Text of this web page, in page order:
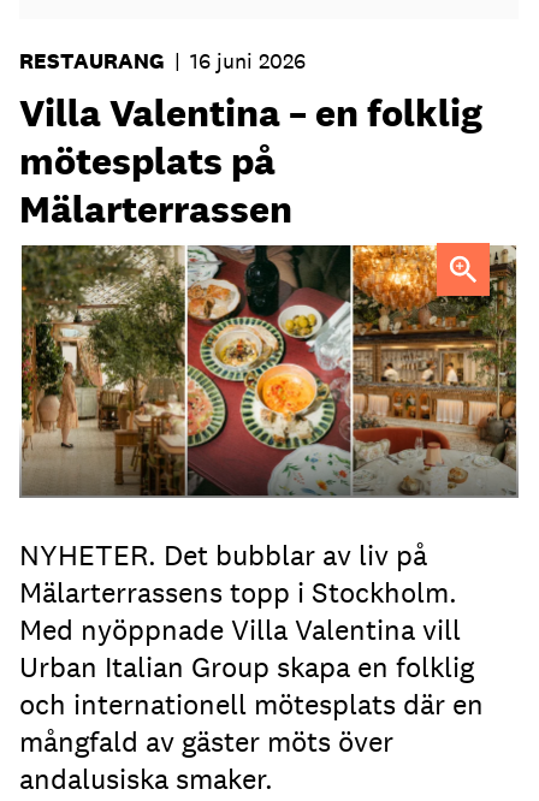
RESTAURANG | 16 juni 2026
Villa Valentina – en folklig
mötesplats på
Mälarterrassen
FOTO: Urban Italian Group
NYHETER. Det bubblar av liv på
Mälarterrassens topp i Stockholm.
Med nyöppnade Villa Valentina vill
Urban Italian Group skapa en folklig
och internationell mötesplats där en
mångfald av gäster möts över
andalusiska smaker.